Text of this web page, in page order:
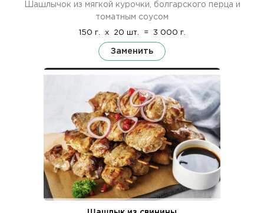
Шашлычок из мягкой курочки, болгарского перца и
томатным соусом
150 г. x 20 шт. = 3 000 г.
Заменить